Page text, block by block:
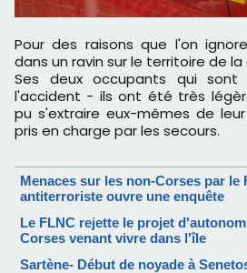
Pour des raisons que l'on ignore le véhicule a versé
dans un ravin sur le territoire de
Ses deux occupants qui sont
l'accident - ils ont été très
pu s'extraire eux-mêmes de
pris en charge par les secours.
Menaces sur les non-Corses par le
antiterroriste ouvre une enquête
Le FLNC rejette le projet
Corses venant vivre dans l'île
Sartène- Début de noyade à